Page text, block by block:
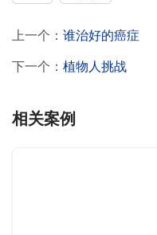
上一个： 谁治好的癌症
下一个： 植物人挑战
相关案例